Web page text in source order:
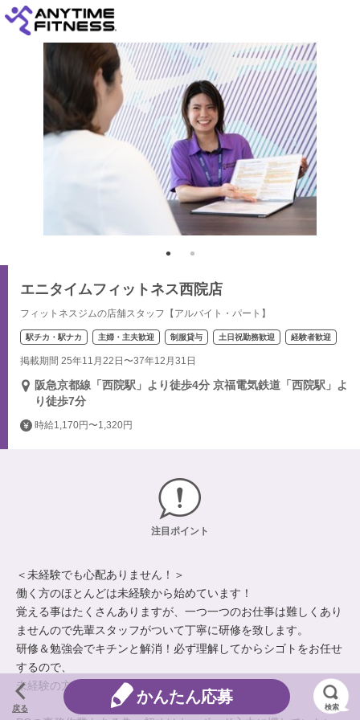
エニタイムフィットネス西院店
フィットネスジムの店舗スタッフ【アルバイト・パート】
駅チカ・駅ナカ 主婦・主夫歓迎 制服貸与 土日祝勤務歓迎 経験者歓迎
掲載期間 25年11月22日〜37年12月31日
阪急京都線「西院駅」より徒歩4分 京福電気鉄道「西院駅」よ
り徒歩7分
時給1,170円〜1,320円
注目ポイント
＜未経験でも心配ありません！＞
働く方のほとんどは未経験から始めています！
覚える事はたくさんありますが、一つ一つのお仕事は難しくあり
ませんので先輩スタッフがついて丁寧に研修を致します。
研修＆勉強会でキチンと解消！必ず理解してからシゴトをお任せ
するので、
未経験の方でも、自信を持ってスタートできます。
戻る
かんたん応募
検索